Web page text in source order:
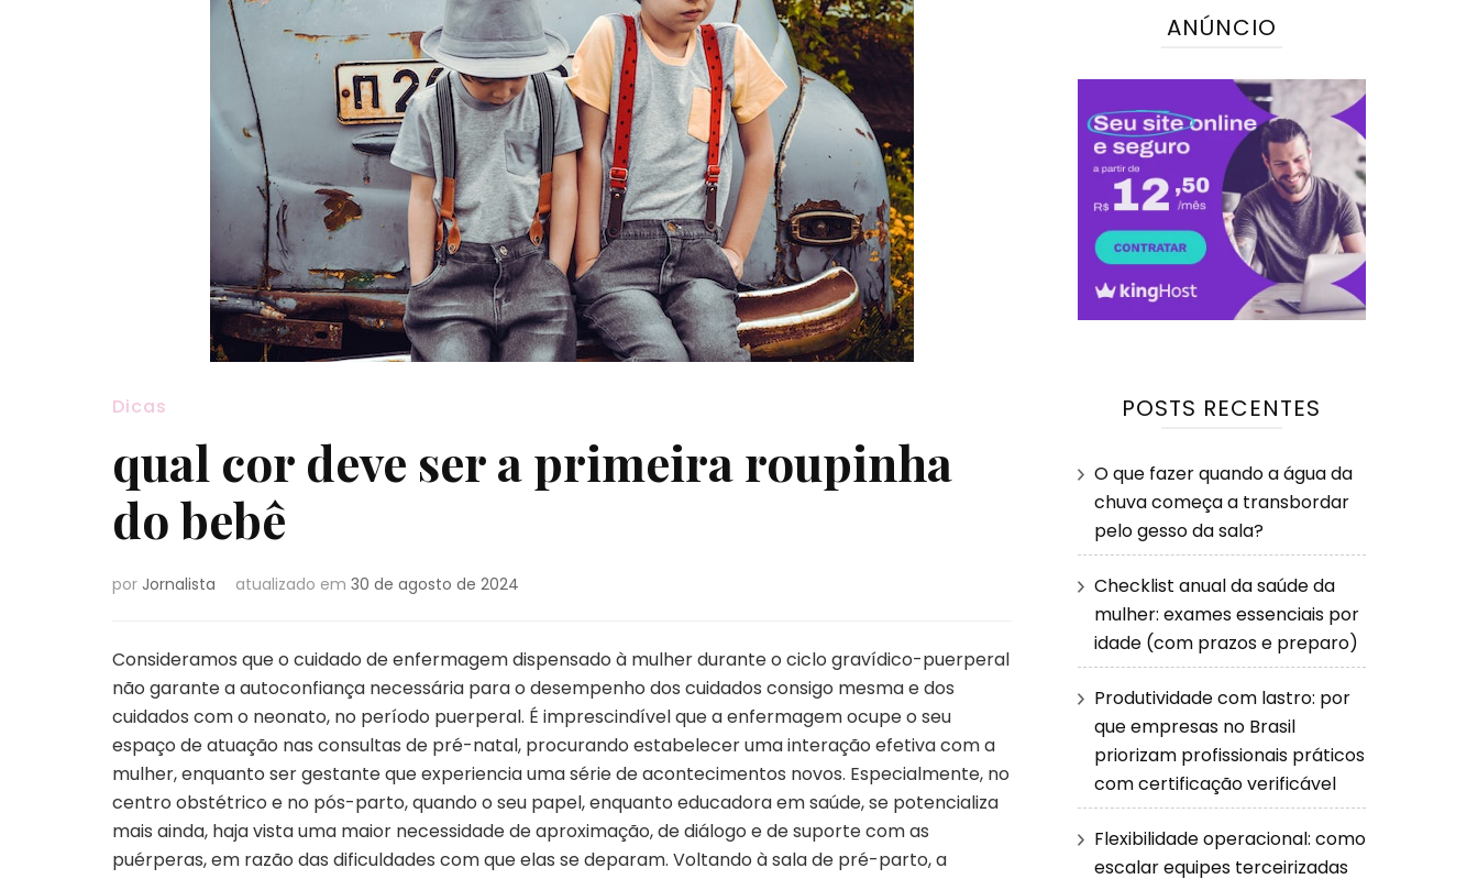
Dicas
qual cor deve ser a primeira roupinha
do bebê
por Jornalista atualizado em 30 de agosto de 2024
Consideramos que o cuidado de enfermagem dispensado à mulher durante o ciclo gravídico-puerperal
não garante a autoconfiança necessária para o desempenho dos cuidados consigo mesma e dos
cuidados com o neonato, no período puerperal. É imprescindível que a enfermagem ocupe o seu
espaço de atuação nas consultas de pré-natal, procurando estabelecer uma interação efetiva com a
mulher, enquanto ser gestante que experiencia uma série de acontecimentos novos. Especialmente, no
centro obstétrico e no pós-parto, quando o seu papel, enquanto educadora em saúde, se potencializa
mais ainda, haja vista uma maior necessidade de aproximação, de diálogo e de suporte com as
puérperas, em razão das dificuldades com que elas se deparam. Voltando à sala de pré-parto, a
ANÚNCIO
POSTS RECENTES
O que fazer quando a água da
chuva começa a transbordar
pelo gesso da sala?
Checklist anual da saúde da
mulher: exames essenciais por
idade (com prazos e preparo)
Produtividade com lastro: por
que empresas no Brasil
priorizam profissionais práticos
com certificação verificável
Flexibilidade operacional: como
escalar equipes terceirizadas